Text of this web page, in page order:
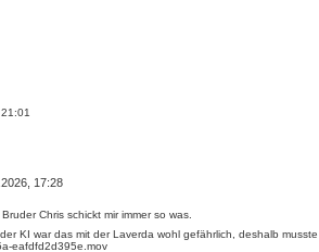
17:28
Chris schickt mir immer so was.
KI war das mit der Laverda wohl gefährlich, deshalb
eafdfd2d395e.mov